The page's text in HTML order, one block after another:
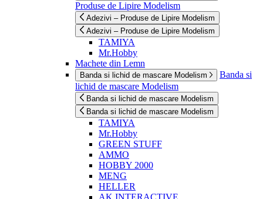
Produse de Lipire Modelism
Adezivi – Produse de Lipire Modelism
Adezivi – Produse de Lipire Modelism
TAMIYA
Mr.Hobby
Machete din Lemn
Banda si lichid de mascare Modelism
Banda si
lichid de mascare Modelism
Banda si lichid de mascare Modelism
Banda si lichid de mascare Modelism
TAMIYA
Mr.Hobby
GREEN STUFF
AMMO
HOBBY 2000
MENG
HELLER